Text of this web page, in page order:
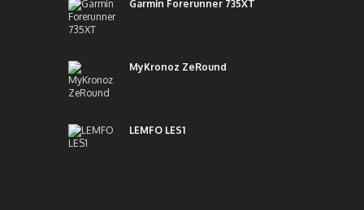
Garmin Forerunner 735XT
MyKronoz ZeRound
LEMFO LES1